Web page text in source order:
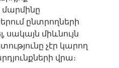
ընտրողների
միևնույն
չէր կարող
վրա։